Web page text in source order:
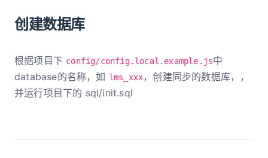
创建数据库
根据项目下 config/config.local.example.js中
database的名称，如 lms_xxx，创建同步的数据库，，
并运行项目下的 sql/init.sql